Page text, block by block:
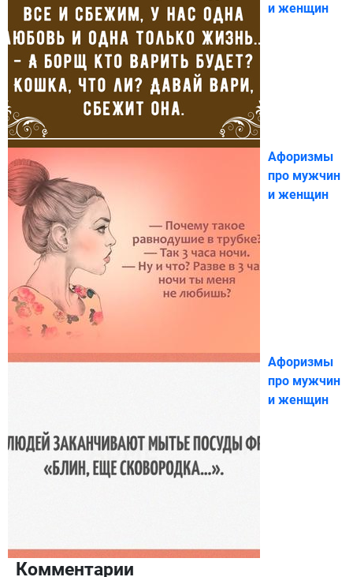
и женщин
Афоризмы
про мужчин
и женщин
Афоризмы
про мужчин
и женщин
Комментарии